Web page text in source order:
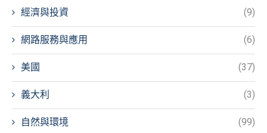
經濟與投資 (9)
網路服務與應用 (6)
美國 (37)
義大利 (3)
自然與環境 (99)